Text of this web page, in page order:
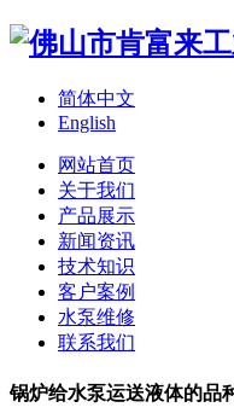
简体中文
English
网站首页
关于我们
产品展示
新闻资讯
技术知识
客户案例
水泵维修
联系我们
锅炉给水泵运送液体的品